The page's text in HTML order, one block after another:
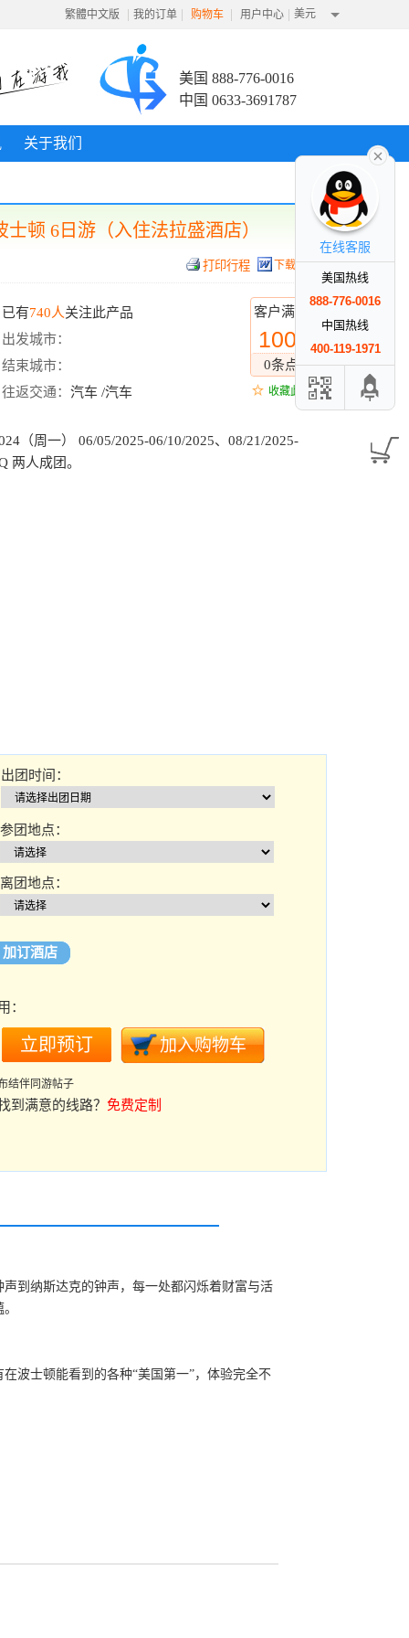
繁體中文版 | 我的订单 | 购物车 | 用户中心 | 美元
美国 888-776-0016
中国 0633-3691787
关于我们
顿 6日游（入住法拉盛酒店）
下载行程
客户满意度
100%
0条点评
收藏此线路
已有740人关注此产品
出发城市：
结束城市：
往返交通： 汽车 /汽车
（周一） 06/05/2025-06/10/2025、08/21/2025-
两人成团。
出团时间：
参团地点：
离团地点：
加订酒店
：
结伴同游帖子
到满意的线路？ 免费定制
到纳斯达克的钟声，每一处都闪烁着财富与活
波士顿能看到的各种“美国第一”，体验完全不
在线客服
美国热线
888-776-0016
中国热线
400-119-1971